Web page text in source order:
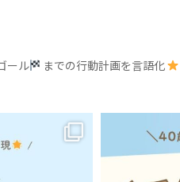
ール までの行動計画を言語化